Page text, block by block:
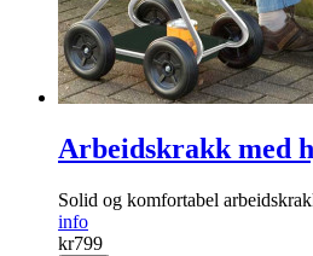
Arbeidskrakk med
Solid og komfortabel
info
kr799